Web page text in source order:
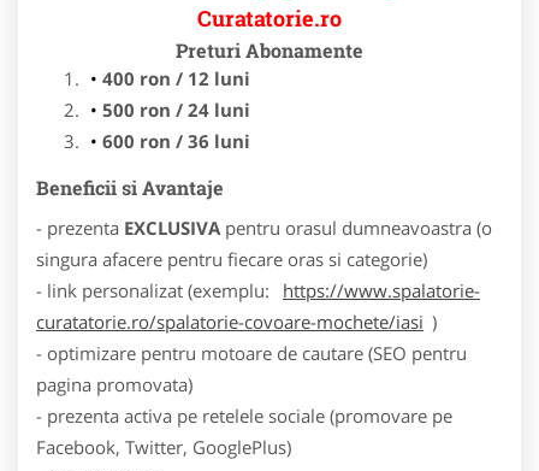
Curatatorie.ro
Preturi Abonamente
400 ron / 12 luni
500 ron / 24 luni
600 ron / 36 luni
Beneficii si Avantaje
- prezenta EXCLUSIVA pentru orasul dumneavoastra (o
singura afacere pentru fiecare oras si categorie)
- link personalizat (exemplu:
https://www.spalatorie-
curatatorie.ro/spalatorie-covoare-mochete/iasi )
- optimizare pentru motoare de cautare (SEO pentru
pagina promovata)
- prezenta activa pe retelele sociale (promovare pe
Facebook, Twitter, GooglePlus)